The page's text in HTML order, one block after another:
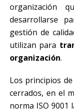
organización
desarrollarse
gestión de
utilizan para
organización.
Los principios
cerrados, en el
norma ISO 9001